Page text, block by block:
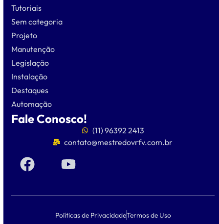
Tutoriais
Sem categoria
Projeto
Manutenção
Legislação
Instalação
Destaques
Automação
Fale Conosco!
(11) 96392 2413
contato@mestredovrfv.com.br
Políticas de PrivacidadeTermos de Uso